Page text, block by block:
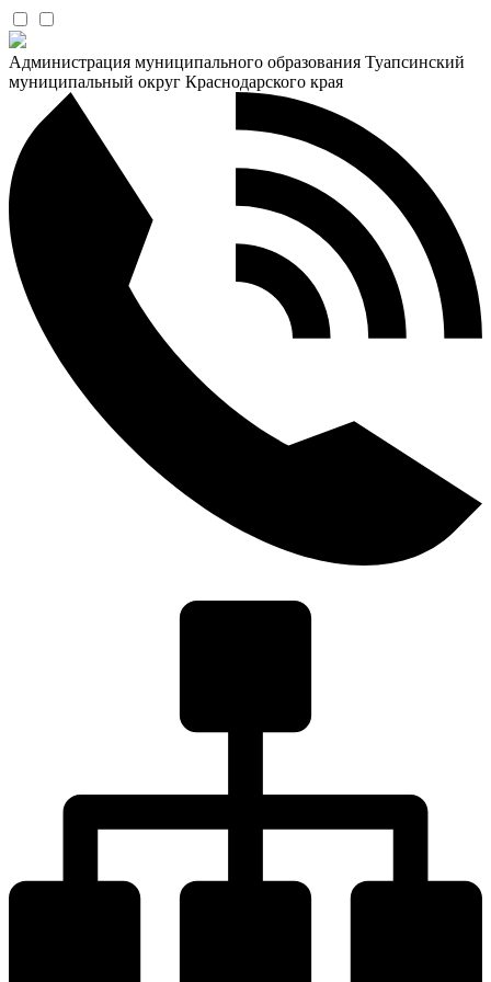
Администрация муниципального образования Туапсинский
муниципальный округ Краснодарского края